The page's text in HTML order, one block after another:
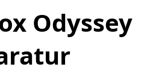
Odyssey